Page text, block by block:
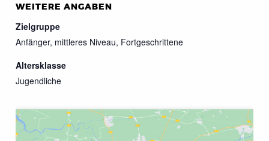
WEITERE ANGABEN
Zielgruppe
Anfänger, mittleres Niveau, Fortgeschrittene
Altersklasse
Jugendliche